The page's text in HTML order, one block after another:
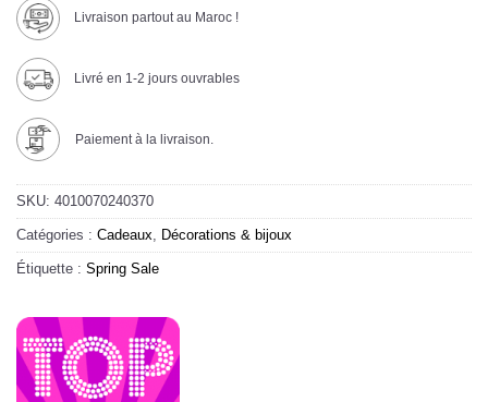
Livraison partout au Maroc !
Livré en 1-2 jours ouvrables
Paiement à la livraison.
SKU: 4010070240370
Catégories : Cadeaux Décorations & bijoux
Étiquette : Spring Sale